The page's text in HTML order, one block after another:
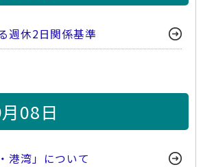
週休2日関係基準
08日
港湾」について